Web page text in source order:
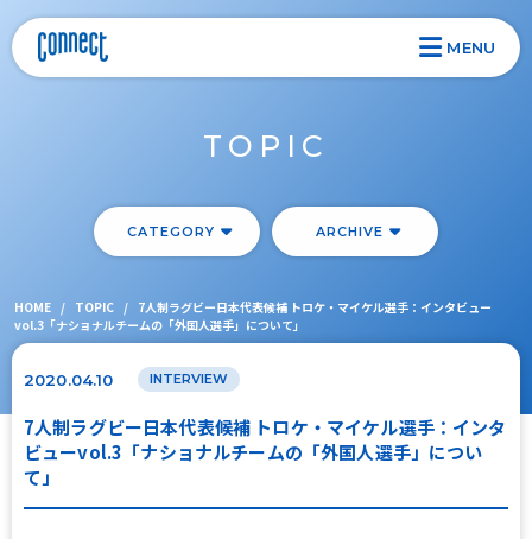
MENU
TOPIC
CATEGORY ARCHIVE
HOME / TOPIC / 7人制ラグビー日本代表候補 トロケ・マイケル選手：インタビュー
vol.3「ナショナルチームの「外国人選手」について」
2020.04.10 INTERVIEW
7人制ラグビー日本代表候補 トロケ・マイケル選手：インタ
ビューvol.3「ナショナルチームの「外国人選手」につい
て」